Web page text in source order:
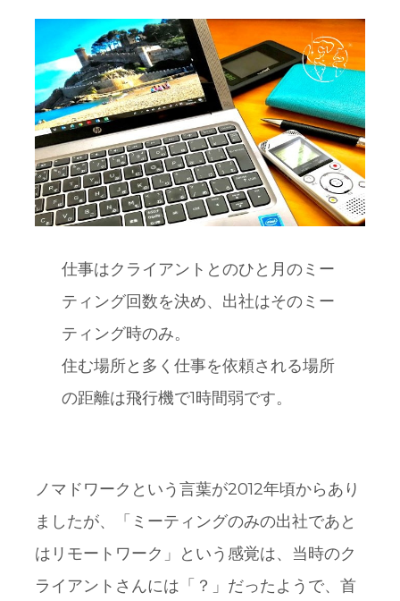
仕事はクライアントとのひと月のミー
ティング回数を決め、出社はそのミー
ティング時のみ。
住む場所と多く仕事を依頼される場所
の距離は飛行機で1時間弱です。
ノマドワークという言葉が2012年頃からあり
ましたが、「ミーティングのみの出社であと
はリモートワーク」という感覚は、当時のク
ライアントさんには「？」だったようで、首